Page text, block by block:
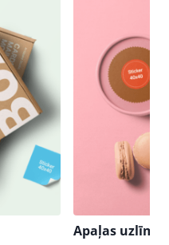
Apaļas uzlīmes